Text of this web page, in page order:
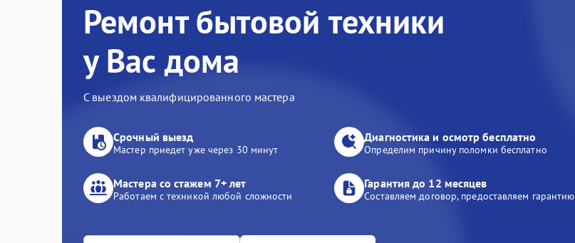
Ремонт бытовой техники
у Вас дома
С выездом квалифицированного мастера
Срочный выезд
Мастер приедет уже через 30 минут
Диагностика и осмотр бесплатно
Определим причину поломки бесплатно
Мастера со стажем 7+ лет
Работаем с техникой любой сложности
Гарантия до 12 месяцев
Составляем договор, предоставляем гарантию